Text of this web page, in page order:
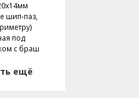
шип-паз,
под
с браш
ещё